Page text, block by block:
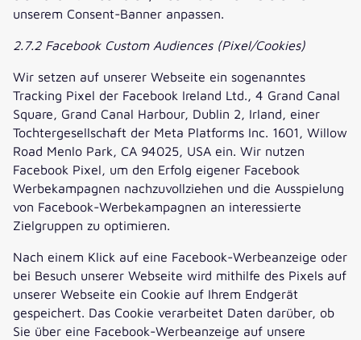
unserem Consent-Banner anpassen.
2.7.2 Facebook Custom Audiences (Pixel/Cookies)
Wir setzen auf unserer Webseite ein sogenanntes
Tracking Pixel der Facebook Ireland Ltd., 4 Grand Canal
Square, Grand Canal Harbour, Dublin 2, Irland, einer
Tochtergesellschaft der Meta Platforms Inc. 1601, Willow
Road Menlo Park, CA 94025, USA ein. Wir nutzen
Facebook Pixel, um den Erfolg eigener Facebook
Werbekampagnen nachzuvollziehen und die Ausspielung
von Facebook-Werbekampagnen an interessierte
Zielgruppen zu optimieren.
Nach einem Klick auf eine Facebook-Werbeanzeige oder
bei Besuch unserer Webseite wird mithilfe des Pixels auf
unserer Webseite ein Cookie auf Ihrem Endgerät
gespeichert. Das Cookie verarbeitet Daten darüber, ob
Sie über eine Facebook-Werbeanzeige auf unsere